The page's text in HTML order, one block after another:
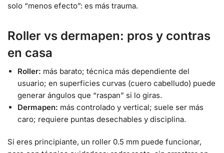
solo “menos efecto”: es más trauma.
Roller vs dermapen: pros y contras
en casa
Roller: más barato; técnica más dependiente del
usuario; en superficies curvas (cuero cabelludo) puede
generar ángulos que “raspan” si lo giras.
Dermapen: más controlado y vertical; suele ser más
caro; requiere puntas desechables y disciplina.
Si eres principiante, un roller 0.5 mm puede funcionar,